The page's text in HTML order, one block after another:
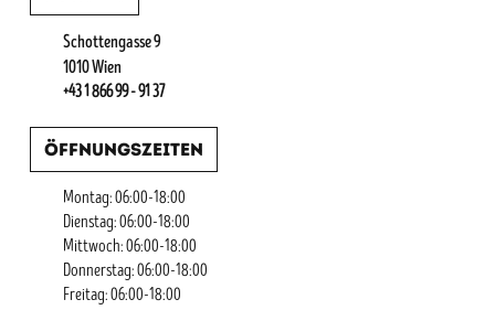
Schottengasse 9
1010 Wien
+43 1 866 99 - 91 37
Öffnungszeiten
Montag: 06:00-18:00
Dienstag: 06:00-18:00
Mittwoch: 06:00-18:00
Donnerstag: 06:00-18:00
Freitag: 06:00-18:00